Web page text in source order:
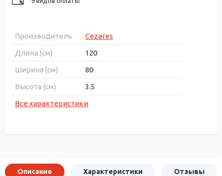
Производитель
Cezares
Длина (см)
120
Ширина (см)
80
Высота (см)
3.5
Все характеристики
Описание Характеристики Отзывы